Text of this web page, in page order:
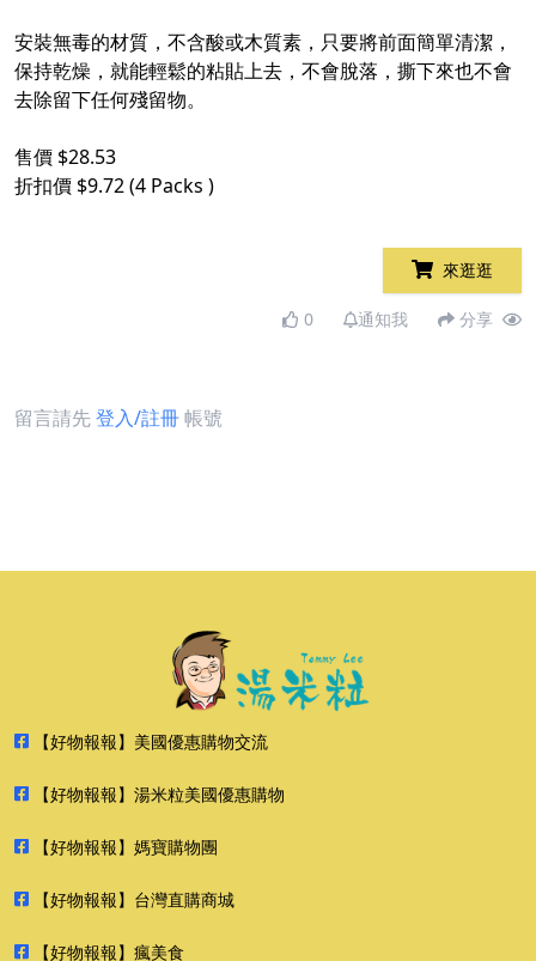
安裝無毒的材質，不含酸或木質素，只要將前面簡單清潔，
保持乾燥，就能輕鬆的粘貼上去，不會脫落，撕下來也不會
去除留下任何殘留物。​
售價 $28.53​
折扣價 $9.72 (4 Packs )​
來逛逛
0 通知我 分享
留言請先登入/註冊帳號
【好物報報】美國優惠購物交流
【好物報報】湯米粒美國優惠購物
【好物報報】媽寶購物團
【好物報報】台灣直購商城
【好物報報】瘋美食